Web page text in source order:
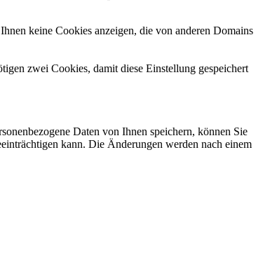
keine Cookies anzeigen, die von anderen Domains
zwei Cookies, damit diese Einstellung gespeichert
Daten von Ihnen speichern, können Sie
kann. Die Änderungen werden nach einem